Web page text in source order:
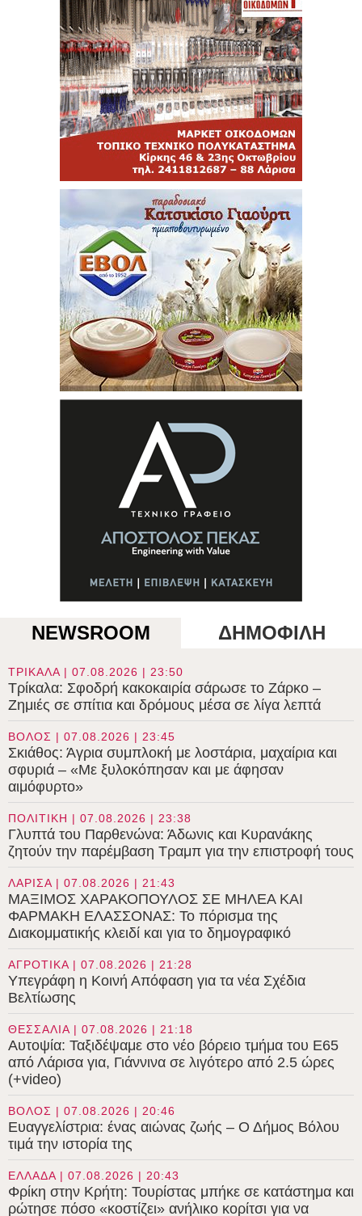
NEWSROOM ΔΗΜΟΦΙΛΗ
ΤΡΙΚΑΛΑ | 07.08.2026 | 23:50
Τρίκαλα: Σφοδρή κακοκαιρία σάρωσε το Ζάρκο –
Ζημιές σε σπίτια και δρόμους μέσα σε λίγα λεπτά
ΒΟΛΟΣ | 07.08.2026 | 23:45
Σκιάθος: Άγρια συμπλοκή με λοστάρια, μαχαίρια και
σφυριά – «Με ξυλοκόπησαν και με άφησαν
αιμόφυρτο»
ΠΟΛΙΤΙΚΗ | 07.08.2026 | 23:38
Γλυπτά του Παρθενώνα: Άδωνις και Κυρανάκης
ζητούν την παρέμβαση Τραμπ για την επιστροφή τους
ΛΑΡΙΣΑ | 07.08.2026 | 21:43
ΜΑΞΙΜΟΣ ΧΑΡΑΚΟΠΟΥΛΟΣ ΣΕ ΜΗΛΕΑ ΚΑΙ
ΦΑΡΜΑΚΗ ΕΛΑΣΣΟΝΑΣ: Το πόρισμα της
Διακομματικής κλειδί και για το δημογραφικό
ΑΓΡΟΤΙΚΑ | 07.08.2026 | 21:28
Υπεγράφη η Κοινή Απόφαση για τα νέα Σχέδια
Βελτίωσης
ΘΕΣΣΑΛΙΑ | 07.08.2026 | 21:18
Αυτοψία: Ταξιδέψαμε στο νέο βόρειο τμήμα του Ε65
από Λάρισα για, Γιάννινα σε λιγότερο από 2.5 ώρες
(+video)
ΒΟΛΟΣ | 07.08.2026 | 20:46
Ευαγγελίστρια: ένας αιώνας ζωής – Ο Δήμος Βόλου
τιμά την ιστορία της
ΕΛΛΑΔΑ | 07.08.2026 | 20:43
Φρίκη στην Κρήτη: Τουρίστας μπήκε σε κατάστημα και
ρώτησε πόσο «κοστίζει» ανήλικο κορίτσι για να